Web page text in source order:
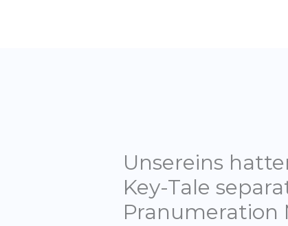
Unsereins
Key-Tale
Pranumeration